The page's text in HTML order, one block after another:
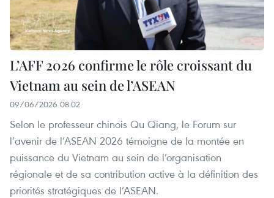
L’AFF 2026 confirme le rôle croissant du
Vietnam au sein de l’ASEAN
09/06/2026 08:02
Selon le professeur chinois Qu Qiang, le Forum sur
l’avenir de l’ASEAN 2026 témoigne de la montée en
puissance du Vietnam au sein de l’organisation
régionale et de sa contribution active à la définition des
priorités stratégiques de l’ASEAN.